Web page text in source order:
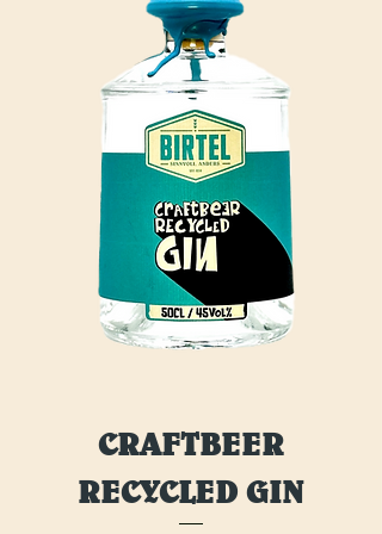
CRAFTBEER
RECYCLED GIN